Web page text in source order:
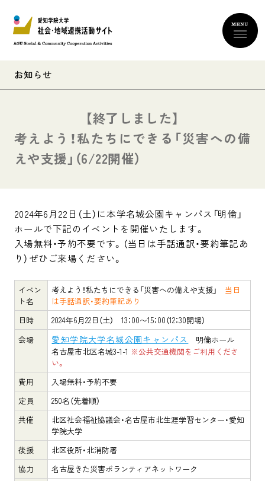
お知らせ
考えよう！私たちにできる「災害への備
えや支援」（6/22開催）
2024年6月22日（土）に本学名城公園キャンパス「明倫」
ホールで下記のイベントを開催いたします。
入場無料・予約不要です。（当日は手話通訳・要約筆記あ
り）ぜひご来場ください。
イベン
ト名
考えよう！私たちにできる「災害への備えや支援」 当日
は手話通訳・要約筆記あり
日時
2024年6月22日（土） 13：00〜15：00（12：30開場）
会場
愛知学院大学名城公園キャンパス
明倫ホール
名古屋市北区名城3-1-1 ※公共交通機関をご利用くださ
い。
費用
入場無料・予約不要
定員
250名（先着順）
共催
北区社会福祉協議会・名古屋市北生涯学習センター・愛知
学院大学
後援
北区役所・北消防署
協力
名古屋きた災害ボランティアネットワーク